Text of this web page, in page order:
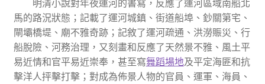
明清小說對年夜運河的書寫，反應了運河區域南船北
馬的路況狀態；記載了運河城鎮、街道船埠、鈔關第宅、
閘壩橋堤、廟不雅奇跡；記敘了運河疏通、洪澇賑災、行
船脫險、河務治理，又刻畫和反應了天然景不雅、風土平
易近情和官平易近崇奉，甚至寫舞蹈場地及平定海匪和抗
擊洋人抨擊打擊；對成為佈景人物的官員、運軍、海員、